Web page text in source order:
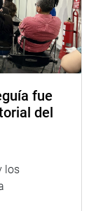
mínima
fue
del
los